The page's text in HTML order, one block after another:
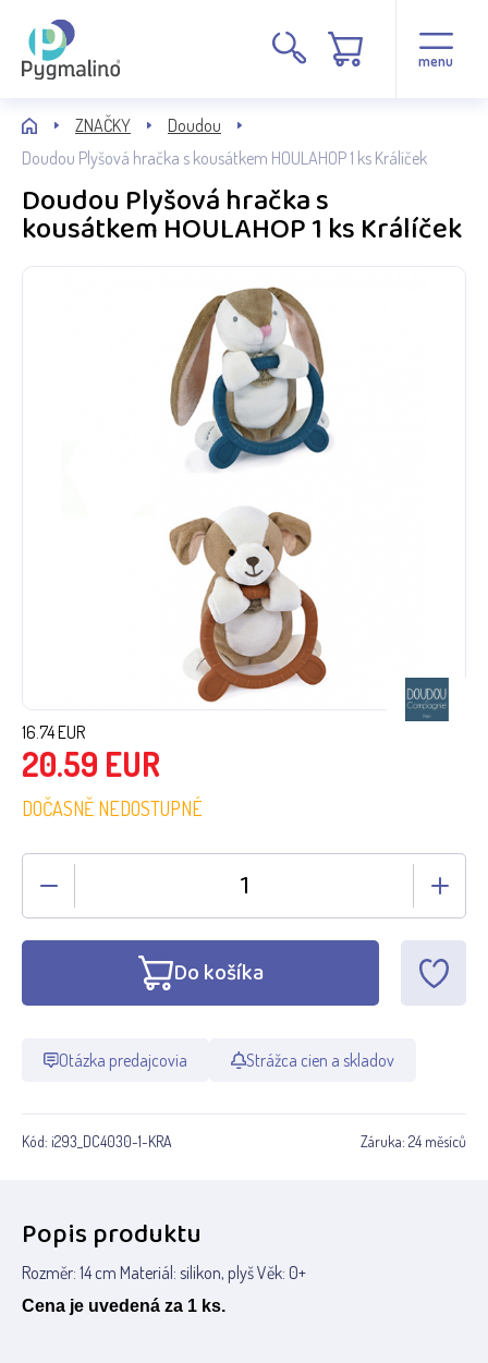
menu
ZNAČKY
Doudou
Doudou Plyšová hračka s kousátkem HOULAHOP 1 ks Králíček
Doudou Plyšová hračka s
kousátkem HOULAHOP 1 ks Králíček
16.74EUR
20.59 EUR
DOČASNĚ NEDOSTUPNÉ
Do košíka
Otázka predajcovia Strážca cien a skladov
Kód: i293_DC4030-1-KRA Záruka: 24 měsíců
Popis produktu
Rozměr: 14 cm Materiál: silikon, plyš Věk: 0+
Cena je uvedená za 1 ks.